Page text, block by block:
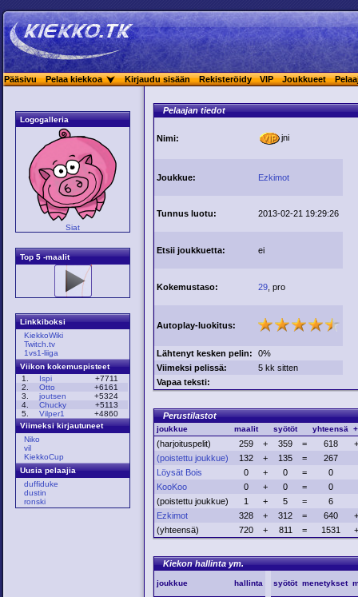
Pääsivu Pelaa kiekkoa Kirjaudu sisään Rekisteröidy VIP Joukkueet
Logogalleria
Siat
Top 5 -maalit
Linkkiboksi
KiekkoWiki
Twitch.tv
1vs1-liiga
Viikon kokemuspisteet
1.
Ispi
+7711
2.
Otto
+6161
3.
joutsen
+5324
4.
Chucky
+5113
5.
Vilper1
+4860
Viimeksi kirjautuneet
Niko
vil
KiekkoCup
Uusia pelaajia
duffiduke
dustin
ronski
Pelaajan tiedot
Nimi: jni
Joukkue: Ezkimot
Tunnus luotu: 2013-02-21 19:29:26
Etsii joukkuetta: ei
Kokemustaso: 29 , pro
Autoplay-luokitus:
Lähtenyt kesken pelin:
0%
Viimeksi pelissä:
5 kk sitten
Vapaa teksti:
Perustilastot
joukkue maalit syötöt yhteensä
(harjoituspelit) 259 + 359 = 618
(poistettu joukkue)
132 + 135 =
267
Löysät Bois
0 + 0 =
0
KooKoo
0 + 0 =
0
(poistettu joukkue)
1 + 5 =
6
Ezkimot
328 + 312 = 640
(yhteensä)
720 + 811 = 1531
Kiekon hallinta ym.
joukkue hallinta syötöt menetykset